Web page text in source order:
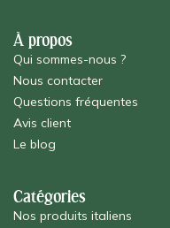
À propos
Qui sommes-nous ?
Nous contacter
Questions fréquentes
Avis client
Le blog
Catégories
Nos produits italiens